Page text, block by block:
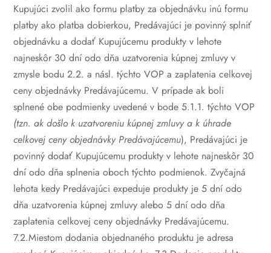
Kupujúci zvolil ako formu platby za objednávku inú formu
platby ako platba dobierkou, Predávajúci je povinný splniť
objednávku a dodať Kupujúcemu produkty v lehote
najneskôr 30 dní odo dňa uzatvorenia kúpnej zmluvy v
zmysle bodu 2.2. a násl. týchto VOP a zaplatenia celkovej
ceny objednávky Predávajúcemu. V prípade ak boli
splnené obe podmienky uvedené v bode 5.1.1. týchto VOP
(tzn. ak došlo k uzatvoreniu kúpnej zmluvy a k úhrade
celkovej ceny objednávky Predávajúcemu), Predávajúci je
povinný dodať Kupujúcemu produkty v lehote najneskôr 30
dní odo dňa splnenia oboch týchto podmienok. Zvyčajná
lehota kedy Predávajúci expeduje produkty je 5 dní odo
dňa uzatvorenia kúpnej zmluvy alebo 5 dní odo dňa
zaplatenia celkovej ceny objednávky Predávajúcemu.
7.2.Miestom dodania objednaného produktu je adresa